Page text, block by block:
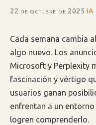
22 de octubre de 2025·IA
Cada semana cambia
algo nuevo. Los
Microsoft y Perplexity
fascinación y vértigo
usuarios ganan
enfrentan a un
logren comprenderlo.